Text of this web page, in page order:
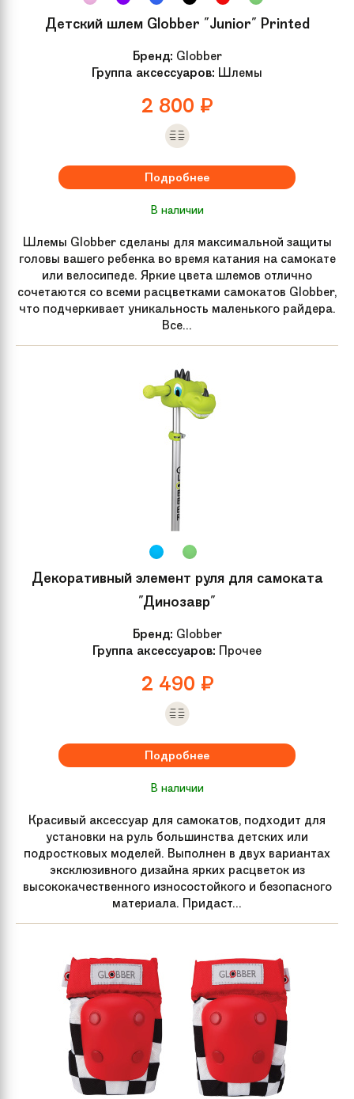
Детский шлем Globber "Junior" Printed
Бренд: Globber
Группа аксессуаров: Шлемы
2 800 ₽
Подробнее
В наличии
Шлемы Globber сделаны для максимальной защиты
головы вашего ребенка во время катания на самокате
или велосипеде. Яркие цвета шлемов отлично
сочетаются со всеми расцветками самокатов Globber,
что подчеркивает уникальность маленького райдера.
Все...
Декоративный элемент руля для самоката
"Динозавр"
Бренд: Globber
Группа аксессуаров: Прочее
2 490 ₽
Подробнее
В наличии
Красивый аксессуар для самокатов, подходит для
установки на руль большинства детских или
подростковых моделей. Выполнен в двух вариантах
эксклюзивного дизайна ярких расцветок из
высококачественного износостойкого и безопасного
материала. Придаст...